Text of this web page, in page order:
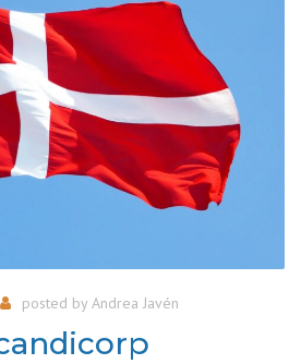
posted by Andrea Javén